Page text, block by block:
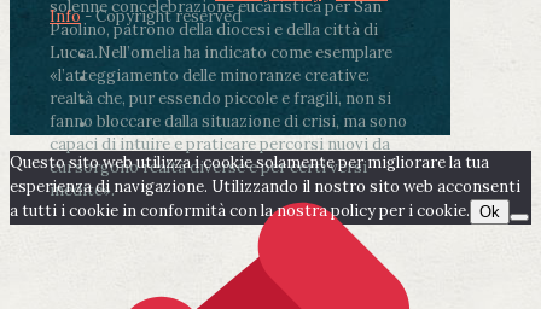
solenne concelebrazione eucaristica per San
Paolino, patrono della diocesi e della città di
Lucca.Nell’omelia ha indicato come esemplare
«l’atteggiamento delle minoranze creative:
realtà che, pur essendo piccole e fragili, non si
fanno bloccare dalla situazione di crisi, ma sono
capaci di intuire e praticare percorsi nuovi da
cui sorgono realtà diverse e per certi versi
inedite».
Info- Copyright reserved
Questo sito web utilizza i cookie solamente per migliorare la tua
esperienza di navigazione. Utilizzando il nostro sito web acconsenti
a tutti i cookie in conformità con la nostra policy per i cookie. Ok